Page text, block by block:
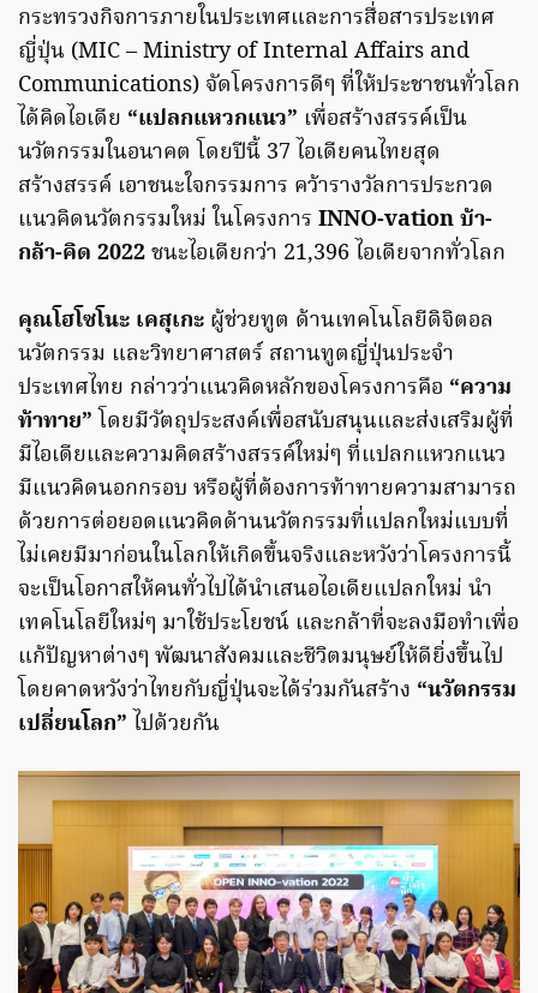
กระทรวงกิจการภายในประเทศและการสื่อสารประเทศ
ญี่ปุ่น (MIC – Ministry of Internal Affairs and
Communications) จัดโครงการดีๆ ที่ให้ประชาชนทั่วโลก
ได้คิดไอเดีย “แปลกแหวกแนว” เพื่อสร้างสรรค์เป็น
นวัตกรรมในอนาคต โดยปีนี้ 37 ไอเดียคนไทยสุด
สร้างสรรค์ เอาชนะใจกรรมการ คว้ารางวัลการประกวด
แนวคิดนวัตกรรมใหม่ ในโครงการ INNO-vation บ้า-
กล้า-คิด 2022ชนะไอเดียกว่า 21,396 ไอเดียจากทั่วโลก
คุณโฮโซโนะ เคสุเกะ ผู้ช่วยทูต ด้านเทคโนโลยีดิจิตอล
นวัตกรรม และวิทยาศาสตร์ สถานทูตญี่ปุ่นประจํา
ประเทศไทย กล่าวว่าแนวคิดหลักของโครงการคือ “ความ
ท้าทาย” โดยมีวัตถุประสงค์เพื่อสนับสนุนและส่งเสริมผู้ที่
มีไอเดียและความคิดสร้างสรรค์ใหม่ๆ ที่แปลกแหวกแนว
มีแนวคิดนอกกรอบ หรือผู้ที่ต้องการท้าทายความสามารถ
ด้วยการต่อยอดแนวคิดด้านนวัตกรรมที่แปลกใหม่แบบที่
ไม่เคยมีมาก่อนในโลกให้เกิดขึ้นจริงและหวังว่าโครงการนี้
จะเป็นโอกาสให้คนทั่วไปได้นำเสนอไอเดียแปลกใหม่ นำ
เทคโนโลยีใหม่ๆ มาใช้ประโยชน์ และกล้าที่จะลงมือทำเพื่อ
แก้ปัญหาต่างๆ พัฒนาสังคมและชีวิตมนุษย์ให้ดียิ่งขึ้นไป
โดยคาดหวังว่าไทยกับญี่ปุ่นจะได้ร่วมกันสร้าง “นวัตกรรม
เปลี่ยนโลก” ไปด้วยกัน